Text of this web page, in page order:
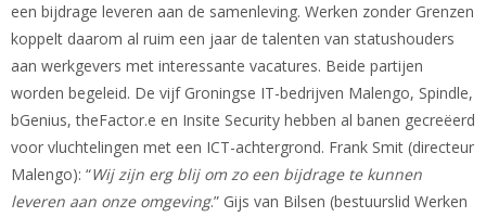
een bijdrage leveren aan de samenleving. Werken zonder Grenzen
koppelt daarom al ruim een jaar de talenten van statushouders
aan werkgevers met interessante vacatures. Beide partijen
worden begeleid. De vijf Groningse IT-bedrijven Malengo, Spindle,
bGenius, theFactor.e en Insite Security hebben al banen gecreëerd
voor vluchtelingen met een ICT-achtergrond. Frank Smit (directeur
Malengo): “Wij zijn erg blij om zo een bijdrage te kunnen
leveren aan onze omgeving.” Gijs van Bilsen (bestuurslid Werken